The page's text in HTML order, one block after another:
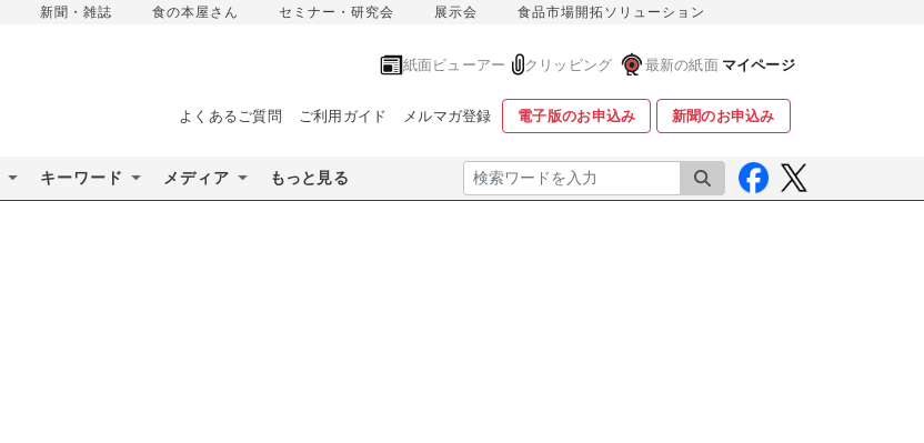
新聞・雑誌 食の本屋さん セミナー・研究会 展示会 食品市場開拓ソリューション
紙面ビューアー クリッピング 最新の紙面 マイページ
よくあるご質問 ご利用ガイド メルマガ登録 電子版のお申込み 新聞のお申込み
キーワード メディア もっと見る 検索